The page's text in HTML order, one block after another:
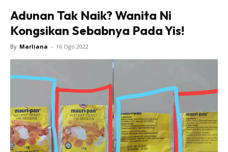
Adunan Tak Naik? Wanita Ni
Kongsikan Sebabnya Pada Yis!
By Marliana - 16 Ogo 2022